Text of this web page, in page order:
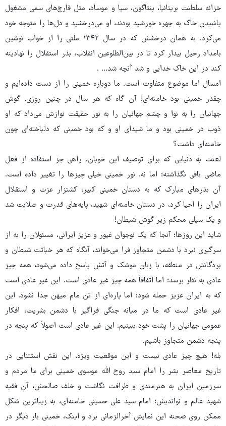
خزانه سلطنت بریتانیا، پنتاگون، سیا و موساد، مثل قارچ‌های سمی مشغول
پاشیدن خاک به چهره خورشید بودند، او می‌درخشید و دل‌ها را متوجه خود
می‌کرد. به همان درخشش که در سال ۱۳۴۲ ملتی را از خواب نوشین
بامداد رحیل بیدار کرد تا در بین‌الطلوعین انقلاب، بذر استقلال را نهادینه
کند در این خاک خدایی و شد آنچه شد... .
امسال اما موضوع متفاوت است. ما دوباره خمینی را از دست داده‌ایم و
چقدر خمینی بود خامنه‌ای! آن گاه که هر سال در چنین روزی، گوش
جهانیان را به نوا و چشم جهانیان را به نور حقیقت نوازش می‌داد که او
ذوب در خمینی بود و ما شیدای او و که بود خمینی که دلباخته‌ای چون
خامنه‌ای داشت؟
لعنت به دنیایی که برای توصیف این خوبان، راهی جز استفاده از فعل
ماضی باقی نگذاشته؛ اما نه. نور خمینی خیلی چیزها را تغییر داده است.
آن بذرهای مبارک که به دستان خمینی کبیر، کشتزار عزت و استقلال
ایران را احیا کرد، در دستان خامنه‌ای شهید، پایه‌های قدرت و صلابت شد
و یک سیلی محکم زیر گوش شیطان!
شاید این روزها؛ آنجا که یک نوجوان غیور و عزیز ایرانی، مسئولان را به از
سرگیری نبرد با دشمن متجاوز فرا می‌خواند، آنگاه که هر خباثت شیطان و
بردگانش در منطقه، با زبان موشک و آتش پاسخ داده می‌شود، همه چیز
عادی به نظر برسد؛ اما اتفاقاً همه چیز غیر عادی است. این غیر عادی است
که به ایران عزیز حمله شود؛ اما پاره‌ای از تن مام میهن جدا نشود. این
غیر عادی است که ما در میانه جنگی فراگیر با دشمن بشریت، افکار
عمومی جهانیان را پشت خود ببینیم. این غیر عادی است اصولاً که پنجه در
پنجه دشمن متجاوز باشیم.
بله! هیچ چیز عادی نیست و این موقعیت ویژه، این نقش استثنایی در
تاریخ معاصر بشر را امام سید روح الله موسوی خمینی برای ما مردم و
سرزمین ایران به هنرمندی و ظرافت نگاشت و خلف صالحش، آن فقیه
شهید عالم و نواندیش؛ امام سید علی حسینی خامنه‌ای، به زیباترین شکل
ممکن روی صحنه این نمایش آخرالزمانی برد و اینک، خمینی بار دیگر در